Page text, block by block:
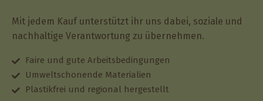
Mit jedem Kauf unterstützt ihr uns dabei, soziale und
nachhaltige Verantwortung zu übernehmen.
Faire und gute Arbeitsbedingungen
Umweltschonende Materialien
Plastikfrei und regional hergestellt